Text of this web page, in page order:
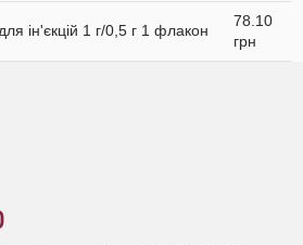
ін'єкцій 1 г/0,5 г 1 флакон
78.10
грн